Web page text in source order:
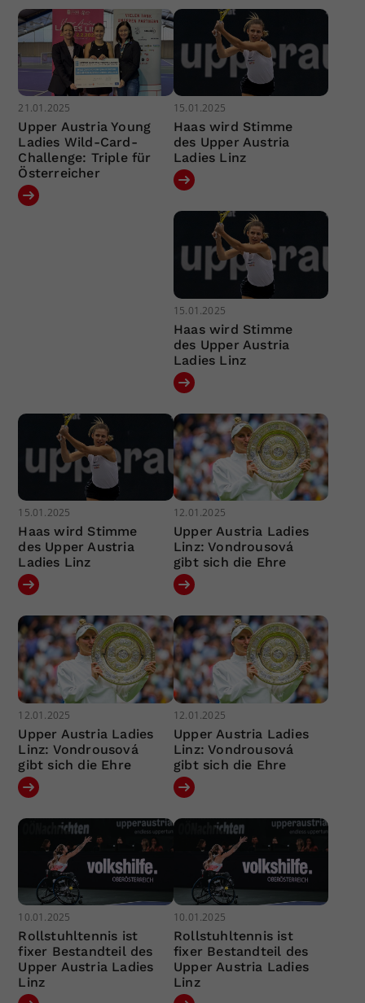
21.01.2025
Upper Austria Young
Ladies Wild-Card-
Challenge: Triple für
Österreicher
15.01.2025
Haas wird Stimme
des Upper Austria
Ladies Linz
15.01.2025
Haas wird Stimme
des Upper Austria
Ladies Linz
15.01.2025
Haas wird Stimme
des Upper Austria
Ladies Linz
12.01.2025
Upper Austria Ladies
Linz: Vondrousová
gibt sich die Ehre
12.01.2025
Upper Austria Ladies
Linz: Vondrousová
gibt sich die Ehre
12.01.2025
Upper Austria Ladies
Linz: Vondrousová
gibt sich die Ehre
10.01.2025
Rollstuhltennis ist
fixer Bestandteil des
Upper Austria Ladies
Linz
10.01.2025
Rollstuhltennis ist
fixer Bestandteil des
Upper Austria Ladies
Linz